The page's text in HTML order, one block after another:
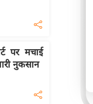
पर मचाई
नुकसान